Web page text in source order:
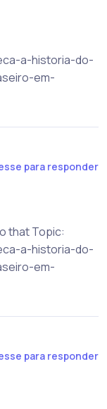
a-historia-do-
em-
para responder
that Topic:
a-historia-do-
em-
para responder